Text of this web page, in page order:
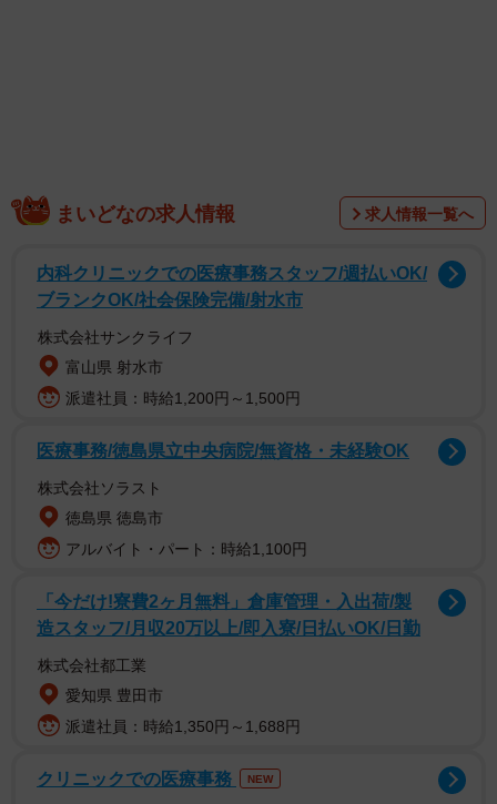
ます。離れたところから見ても確実に見つけられるくらい
成度です。
全身にミャクミャクのグッズをまとっていますが、これだ
け多くのグッズを揃えるのも大変だったのでは？また、コ
ーデを完成させるのにどれだけの金額をかけたのでしょ
う。ふわるさんの「ミャクミャクコーデ」について、その
まいどなの求人情報 求人情報一覧へ
内科クリニックでの医療事務スタッフ/週払いOK/
ブランクOK/社会保険完備/射水市
株式会社サンクライフ
富山県 射水市
派遣社員：時給1,200円～1,500円
医療事務/徳島県立中央病院/無資格・未経験OK
株式会社ソラスト
徳島県 徳島市
アルバイト・パート：時給1,100円
「今だけ!寮費2ヶ月無料」倉庫管理・入出荷/製
造スタッフ/月収20万以上/即入寮/日払いOK/日勤
株式会社都工業
愛知県 豊田市
派遣社員：時給1,350円～1,688円
クリニックでの医療事務 NEW